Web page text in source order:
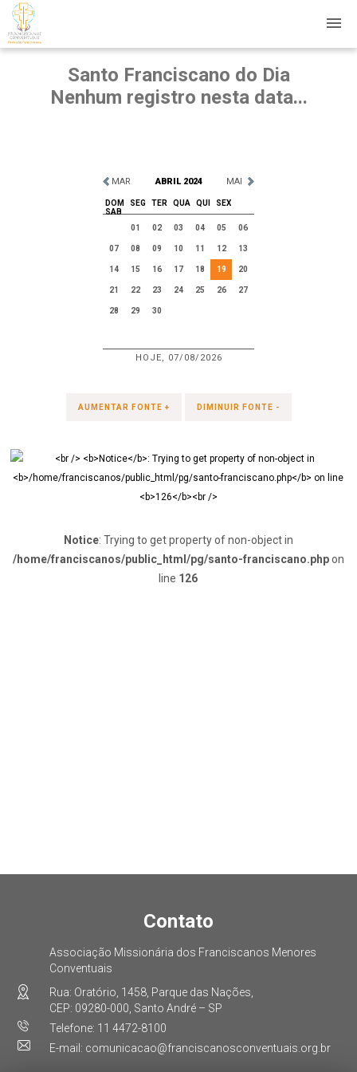
Santo Franciscano do Dia
Nenhum registro nesta data...
MAR ABRIL 2024 MAI
DOM SEG TER QUA QUI
SEX
SAB
01
02 03 04 05 06
07 08 09 10 11 12 13
14 15 16 17 18 19 20
21 22 23 24 25 26 27
28 29 30
HOJE, 07/08/2026
AUMENTAR FONTE + DIMINUIR FONTE -
Notice: Trying to get property of non-object in
/home/franciscanos/public_html/pg/santo-franciscano.phpon
line 126
Contato
Associação Missionária dos Franciscanos Menores
Conventuais
Rua: Oratório, 1458, Parque das Nações,
CEP: 09280-000, Santo André – SP
Telefone: 11 4472-8100
E-mail: comunicacao@franciscanosconventuais.org.br